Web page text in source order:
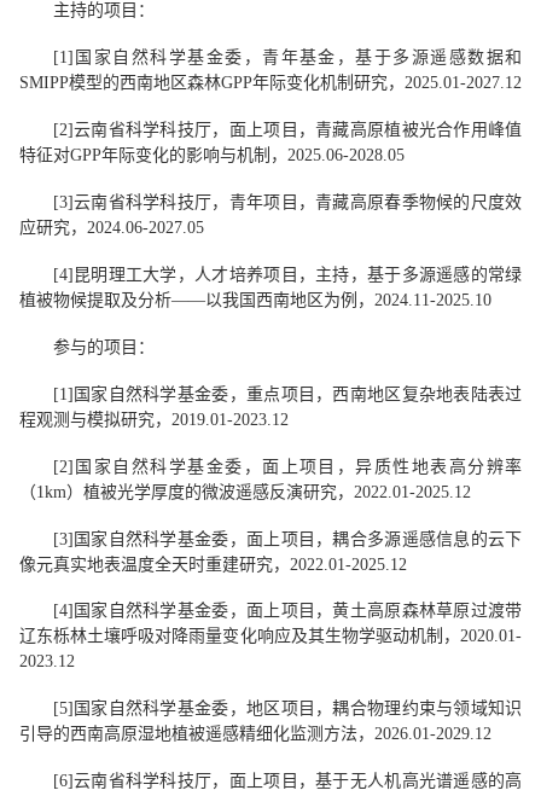
主持的项目：
[1] 国家自然科学基金委，青年基金 ，基于多源遥感数据和
SMIPP模型的西南地区森林GPP年际变化机制研究， 2025.01-2027.12
[2]云南省科学科技厅，面上项目，青藏高原植被光合作用峰值
特征对GPP年际变化的影响与机制 ， 2025.06-2028.05
[3]云南省科学科技厅，青年项目，青藏高原春季物候的尺度效
应研究， 2024.06-2027.05
[4] 昆明理工大学，人 才培养项目，主持， 基于多源遥感的常绿
植被物候提取及分析——以我国西南地区为例 ， 2024.11-2025.10
参与的项目：
[1] 国家自然科学基金委， 重点项目，西南地区复杂地表 陆表过
程观测与模拟研究， 2019.01-2023.12
[2] 国家自然科学基金委，面上项目，异质性地表高分辨率
（1km）植被光学厚度的微波遥感反演研究， 2022.01-2025.12
[3] 国家自然科学基金委，面上项目，耦合多源遥感信息的云下
像元真实地表温度全天时重建研究， 2022.01-2025.12
[4] 国家自然科学基金委，面上项目，黄土高原森林草原过渡带
辽东栎林土壤呼吸对降雨量变化响应及其生物学驱动机制，2020.01-
2023.12
[5] 国家自然科学基金委， 地区项目 ，耦合物理约束与领域知识
引导的西南高原湿地植被遥感精细化监测方法， 2026.01-2029.12
[6]云南省科学科技厅，面上项目 ，基于无人机高光谱遥感的高